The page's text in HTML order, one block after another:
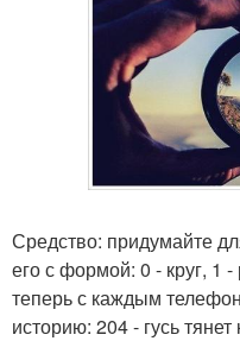
Средство: придумайте
его с формой: 0 - круг, 1 -
теперь с каждым
историю: 204 - гусь тянет